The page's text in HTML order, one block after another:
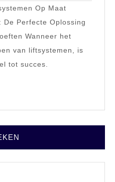
Op Maat
De Perfecte Oplossing
Wanneer het
van liftsystemen, is
tot succes.